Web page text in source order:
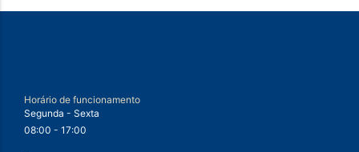
Horário de funcionamento
Segunda - Sexta
08:00 - 17:00